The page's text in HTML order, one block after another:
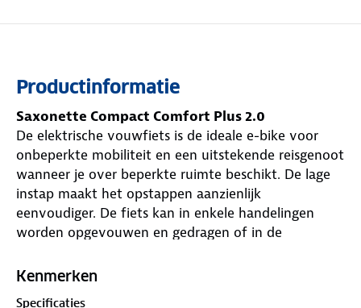
Productinformatie
Saxonette Compact Comfort Plus 2.0
De elektrische vouwfiets is de ideale e-bike voor
onbeperkte mobiliteit en een uitstekende reisgenoot
wanneer je over beperkte ruimte beschikt. De lage
instap maakt het opstappen aanzienlijk
eenvoudiger. De fiets kan in enkele handelingen
worden opgevouwen en gedragen of in de
gewicht van 21 kilo is het niet de lichtste vouwfiets,
Kenmerken
Specificaties